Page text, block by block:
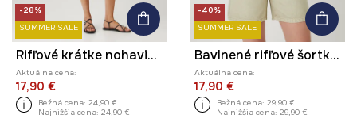
-28%
SUMMER SALE
Rifľové krátke nohavice s praným efektom čierna farba
Aktuálna cena:
17,90 €
Bežná cena: 24,90 €
Najnižšia cena: 24,90 €
-40%
SUMMER SALE
Bavlnené rifľové šortky s praným efektom
Aktuálna cena:
17,90 €
Bežná cena: 29,90 €
Najnižšia cena: 29,90 €